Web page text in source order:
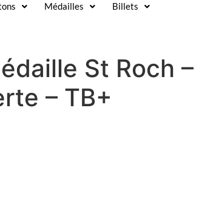
Médailles
Billets
St Roch –
– TB+